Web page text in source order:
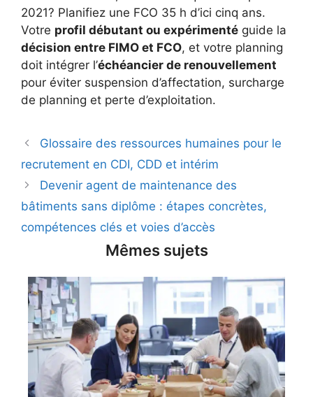
2021? Planifiez une FCO 35 h d’ici cinq ans.
Votre profil débutant ou expérimenté guide la
décision entre FIMO et FCO, et votre planning
doit intégrer l’échéancier de renouvellement
pour éviter suspension d’affectation, surcharge
de planning et perte d’exploitation.
Glossaire des ressources humaines pour le
recrutement en CDI, CDD et intérim
Devenir agent de maintenance des
bâtiments sans diplôme : étapes concrètes,
compétences clés et voies d’accès
Mêmes sujets